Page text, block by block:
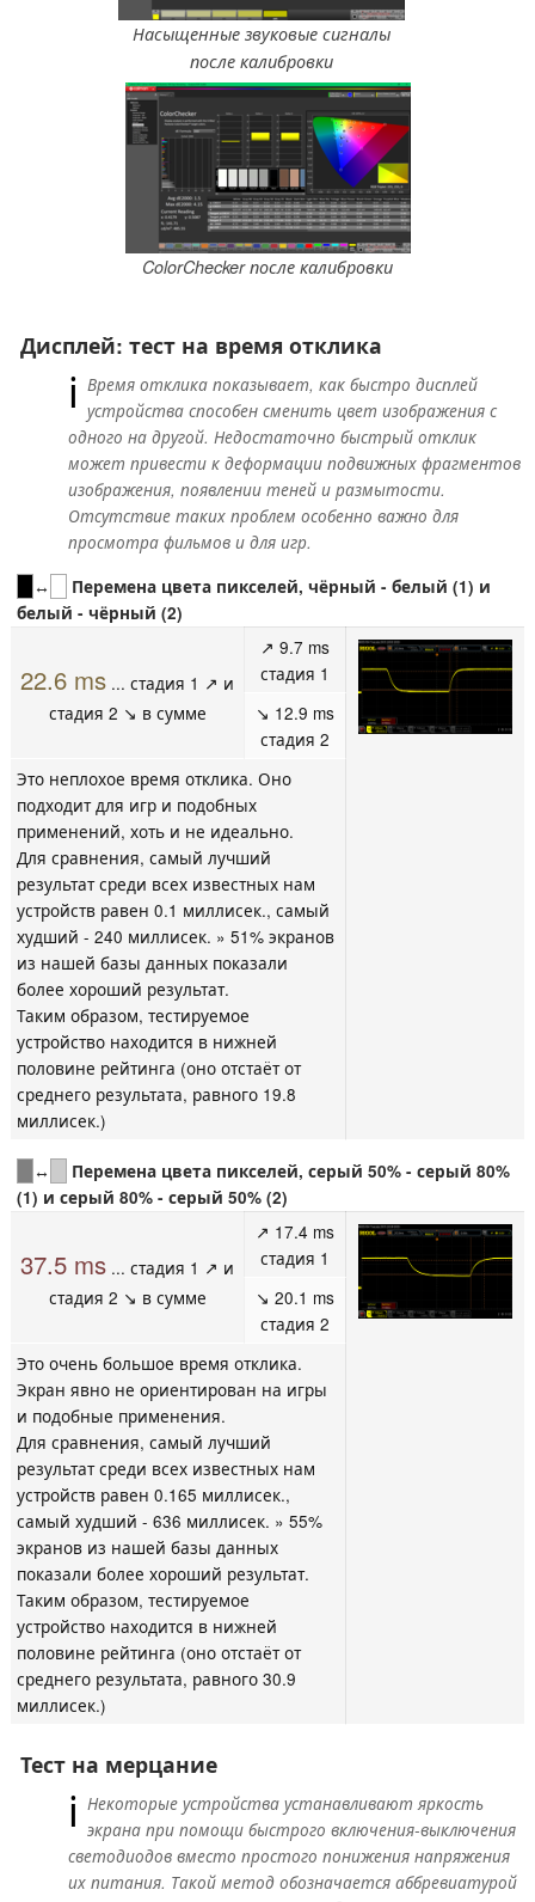
Насыщенные звуковые сигналы
после калибровки
ColorChecker после калибровки
Дисплей: тест на время отклика
ℹ Время отклика показывает, как быстро дисплей
устройства способен сменить цвет изображения с
одного на другой. Недостаточно быстрый отклик
может привести к деформации подвижных фрагментов
изображения, появлении теней и размытости.
Отсутствие таких проблем особенно важно для
просмотра фильмов и для игр.
↔
Перемена цвета пикселей, чёрный - белый (1) и
белый - чёрный (2)
22.6 ms ... стадия 1 ↗ и
стадия 2 ↘ в сумме
↗ 9.7 ms
стадия 1
↘ 12.9 ms
стадия 2
Это неплохое время отклика. Оно
подходит для игр и подобных
применений, хоть и не идеально.
Для сравнения, самый лучший
результат среди всех известных нам
устройств равен 0.1 миллисек., самый
худший - 240 миллисек. » 51% экранов
из нашей базы данных показали
более хороший результат.
Таким образом, тестируемое
устройство находится в нижней
половине рейтинга (оно отстаёт от
среднего результата, равного 19.8
миллисек.)
↔
Перемена цвета пикселей, серый 50% - серый 80%
(1) и серый 80% - серый 50% (2)
37.5 ms ... стадия 1 ↗ и
стадия 2 ↘ в сумме
↗ 17.4 ms
стадия 1
↘ 20.1 ms
стадия 2
Это очень большое время отклика.
Экран явно не ориентирован на игры
и подобные применения.
Для сравнения, самый лучший
результат среди всех известных нам
устройств равен 0.165 миллисек.,
самый худший - 636 миллисек. » 55%
экранов из нашей базы данных
показали более хороший результат.
Таким образом, тестируемое
устройство находится в нижней
половине рейтинга (оно отстаёт от
среднего результата, равного 30.9
миллисек.)
Тест на мерцание
ℹ Некоторые устройства устанавливают яркость
экрана при помощи быстрого включения-выключения
светодиодов вместо простого понижения напряжения
их питания. Такой метод обозначается аббревиатурой